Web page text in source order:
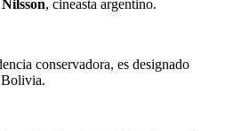
, cineasta argentino.
conservadora, es designado
Bolivia.